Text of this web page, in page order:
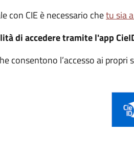
con CIE è necessario chetu sia
di accedere tramite l'app
consentono l’accesso ai